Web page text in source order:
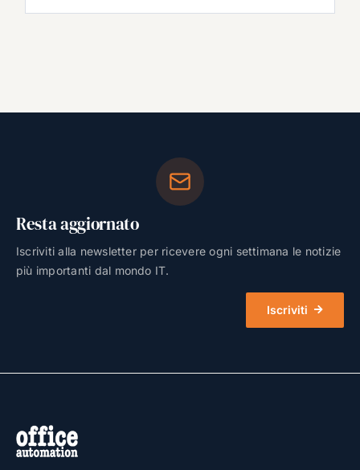
Resta aggiornato
Iscriviti alla newsletter per ricevere ogni settimana le notizie
più importanti dal mondo IT.
Iscriviti